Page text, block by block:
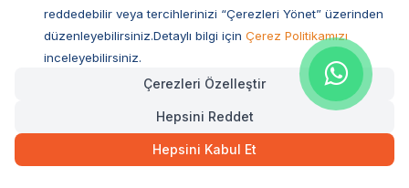
Ayrıca her zaman taze su bulundurmak, özellikle kuru
mama ile beslenen köpeklerde olmazsa olmazdır. ND
mamaları yüksek kaliteli protein içerdiğinden,
köpeğinizin günlük su ihtiyacı da artabilir.
5. Fazla Mama Vermekten Kaçının
ND köpek mamaları yüksek besin değerine sahip
olduğu için, gereğinden fazla verilmesi obeziteye yol
reddedebilir veya tercihlerinizi “Çerezleri Yönet” üzerinden
düzenleyebilirsiniz.Detaylı bilgi için Çerez Politikamızı
inceleyebilirsiniz.
Çerezleri Özelleştir
Hepsini Reddet
Hepsini Kabul Et